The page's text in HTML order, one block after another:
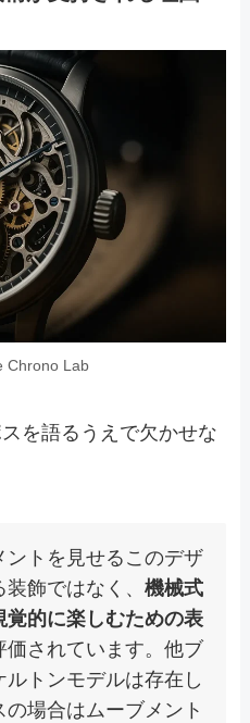
Chrono Lab
を語るうえで欠かせな
ントを見せるこのデザ
飾ではなく、 機械式
覚的に楽しむための表
価されています。他ブ
ルトンモデルは存在し
の場合はムーブメント